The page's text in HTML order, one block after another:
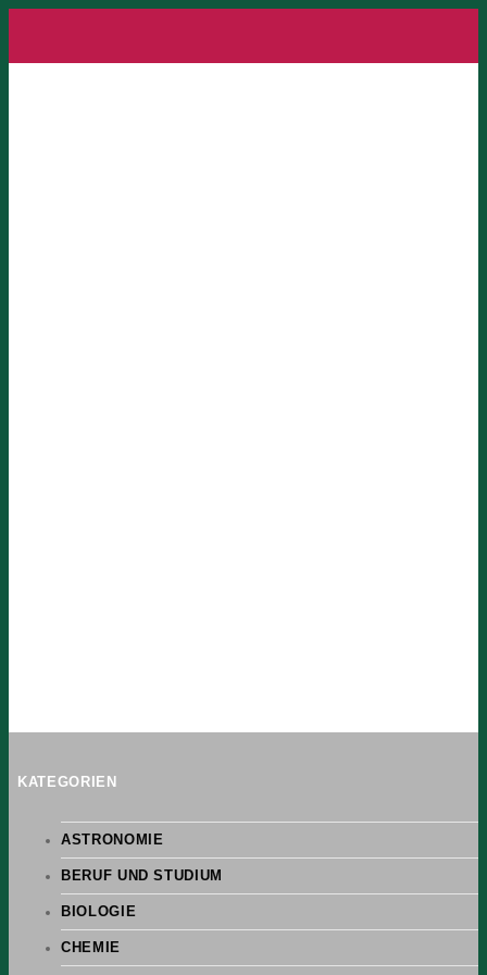
KATEGORIEN
ASTRONOMIE
BERUF UND STUDIUM
BIOLOGIE
CHEMIE